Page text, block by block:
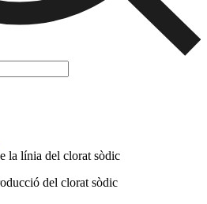
la línia del clorat sòdic